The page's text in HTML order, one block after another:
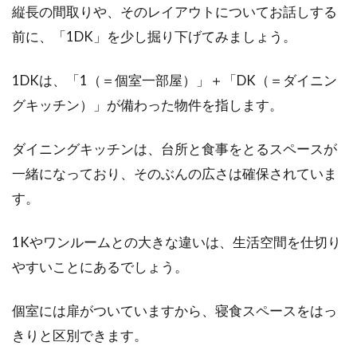
アパートに引っ越したら挨拶すべ
き？タイミングや手土産は？
べきなのでしょうか。最近では挨拶しないとい
う人も増...
マンションの水漏れ原因は？早期対
応で下の階への被害防止を
マンションで時々起こるトラブルの一つに、水
漏れがあります。その原因には様々なものがあ
縦長の間取りや、そのレイアウトについてお話しする
前に、「1DK」を少し掘り下げてみましょう。
1DKは、「1（＝個室一部屋）」＋「DK（＝ダイニン
グキッチン）」が備わった物件を指します。
ダイニングキッチンは、台所と食事をとるスペースが
一緒になっており、そのぶんの広さは確保されていま
す。
1Kやワンルームとの大きな違いは、生活空間を仕切り
やすいことにあるでしょう。
個室には扉がついていますから、寝食スペースをはっ
きりと区別できます。